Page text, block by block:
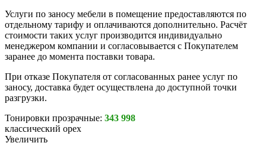
Услуги по заносу мебели в помещение предоставляются по
отдельному тарифу и оплачиваются дополнительно. Расчёт
стоимости таких услуг производится индивидуально
менеджером компании и согласовывается с Покупателем
заранее до момента поставки товара.
При отказе Покупателя от согласованных ранее услуг по
заносу, доставка будет осуществлена до доступной точки
разгрузки.
Тонировки прозрачные: 343 998
классический орех
Увеличить